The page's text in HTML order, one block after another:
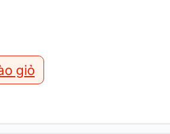
giỏ